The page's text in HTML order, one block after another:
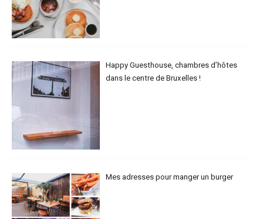
Happy Guesthouse, chambres d’hôtes
dans le centre de Bruxelles !
Mes adresses pour manger un burger